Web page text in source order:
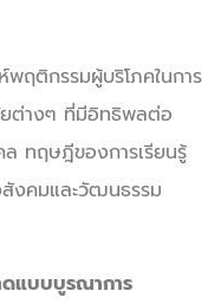
พฤติกรรมผู้บริโภคในการ
ต่างๆ ที่มีอิทธิพลต่อ
ล ทฤษฎีของการเรียนรู้
งคมและวัฒนธรรม
ดแบบบูรณาการ